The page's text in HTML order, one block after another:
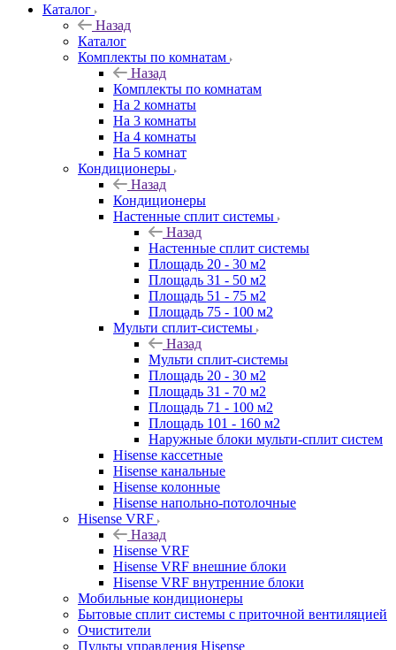
Каталог
Назад
Каталог
Комплекты по комнатам
Назад
Комплекты по комнатам
На 2 комнаты
На 3 комнаты
На 4 комнаты
На 5 комнат
Кондиционеры
Назад
Кондиционеры
Настенные сплит системы
Назад
Настенные сплит системы
Площадь 20 - 30 м2
Площадь 31 - 50 м2
Площадь 51 - 75 м2
Площадь 75 - 100 м2
Мульти сплит-системы
Назад
Мульти сплит-системы
Площадь 20 - 30 м2
Площадь 31 - 70 м2
Площадь 71 - 100 м2
Площадь 101 - 160 м2
Наружные блоки мульти-сплит систем
Hisense кассетные
Hisense канальные
Hisense колонные
Hisense напольно-потолочные
Hisense VRF
Назад
Hisense VRF
Hisense VRF внешние блоки
Hisense VRF внутренние блоки
Мобильные кондиционеры
Бытовые сплит системы с приточной вентиляцией
Очистители
Пульты управления Hisense